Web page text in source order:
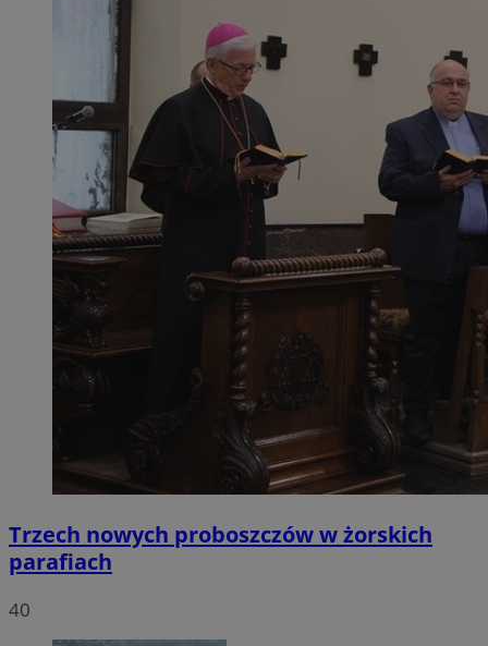
Trzech nowych proboszczów w żorskich
parafiach
40